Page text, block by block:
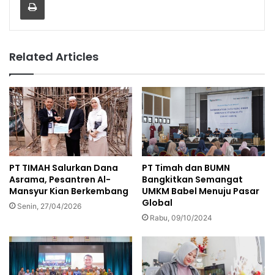
Related Articles
PT TIMAH Salurkan Dana
Asrama, Pesantren Al-
Mansyur Kian Berkembang
Senin, 27/04/2026
PT Timah dan BUMN
Bangkitkan Semangat
UMKM Babel Menuju Pasar
Global
Rabu, 09/10/2024